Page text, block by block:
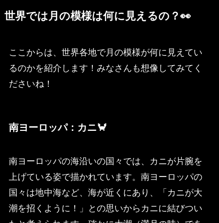
世界では月の模様は何に見えるの？👀
ここからは、世界各地で月の模様が何に見えてい
るのかを紹介します！みなさんも想像してみてく
ださいね！
南ヨーロッパ：カニ🦀
南ヨーロッパの海沿いの国々では、カニが片腕を
上げている姿で描かれています。南ヨーロッパの
国々は地中海など、海が近くにあり、「カニが大
潮を招くように！」との思いからカニに結びつい